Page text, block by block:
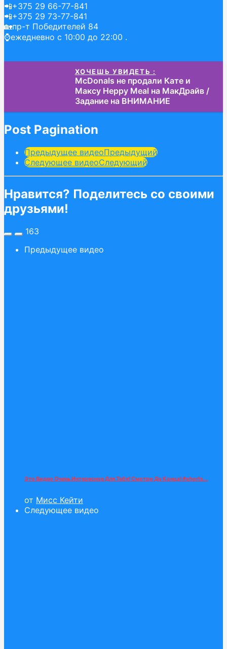
📲+375 29 66-77-841
📲+375 29 73-77-841
🏡пр-т Победителей 84
⌚ежедневно с 10:00 до 22:00 .
ХОЧЕШЬ УВИДЕТЬ :
McDonals не продали Кате и
Максу Heppy Meal на МакДрайв /
Задание на ВНИМАНИЕ
Post Pagination
Предыдущее видеоПредыдущий
Следующее видеоСледующий
Нравится? Поделитесь со своими
друзьями!
163
Предыдущее видео
Это Видео Очень Интересное Для Тебя! Смотри До Конца! #shorts...
от Мисс Кейти
Следующее видео